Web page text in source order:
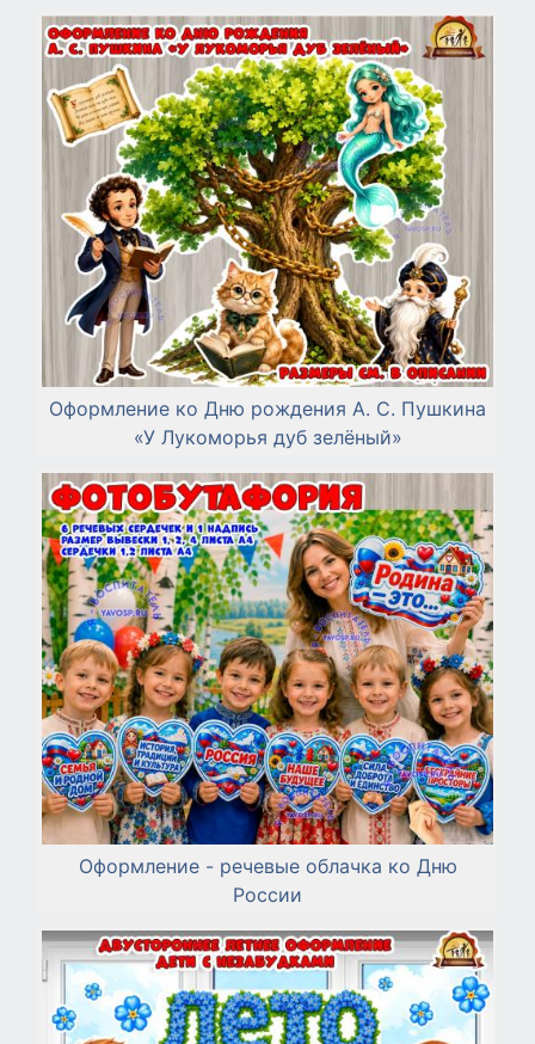
Оформление ко Дню рождения А. С. Пушкина
«У Лукоморья дуб зелёный»
Оформление - речевые облачка ко Дню
России